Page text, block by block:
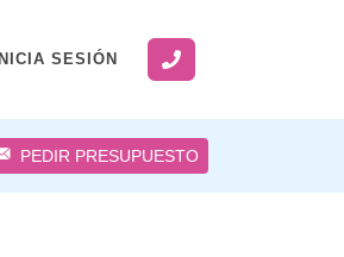
INICIA SESIÓN
PEDIR PRESUPUESTO